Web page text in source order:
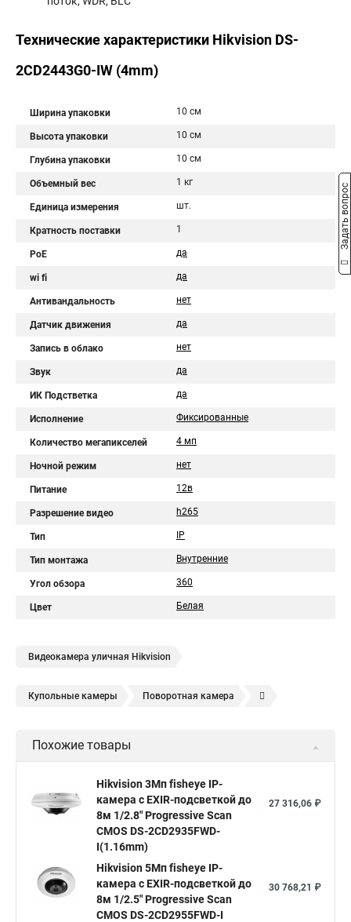
Технические характеристики Hikvision DS-
2CD2443G0-IW (4mm)
Ширина упаковки 10 см
Высота упаковки 10 см
Глубина упаковки 10 см
Объемный вес 1 кг
Единица измерения шт.
Кратность поставки 1
PoE да
wi fi да
Антивандальность нет
Датчик движения да
Запись в облако нет
Звук да
ИК Подстветка да
Исполнение Фиксированные
Количество мегапикселей 4 мп
Ночной режим нет
Питание 12в
Разрешение видео h265
Тип IP
Тип монтажа Внутренние
Угол обзора 360
Цвет Белая
Видеокамера уличная Hikvision
Купольные камеры Поворотная камера
Камера видеонаблюдения hikvision
Hikvision купить Hikvision уличная ip камера
Hikvision poe
Hikvision 2 8 mm Hikvision camera Hikvision 2cd1148 i b
Видеонаблюдение Ip видеокамеры
Похожие товары
Hikvision 3Мп fisheye IP-
камера c EXIR-подсветкой до
8м 1/2.8" Progressive Scan
CMOS DS-2CD2935FWD-
I(1.16mm)
27 316,06 ₽
Hikvision 5Мп fisheye IP-
камера c EXIR-подсветкой до
8м 1/2.5" Progressive Scan
CMOS DS-2CD2955FWD-I
30 768,21 ₽
Задать вопрос